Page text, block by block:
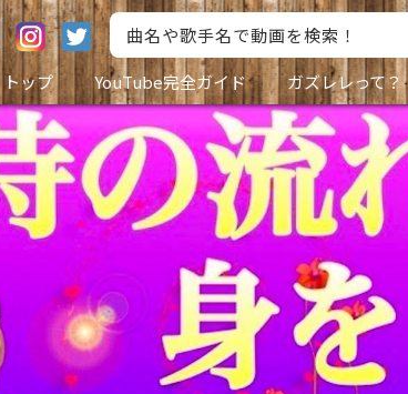
トップ
YouTube完全ガイド ガズレレって？